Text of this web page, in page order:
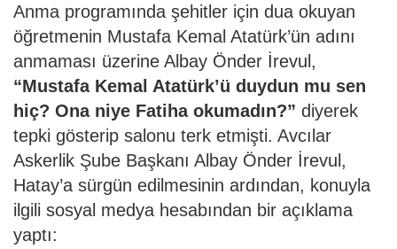
Anma programında şehitler için dua okuyan
öğretmenin Mustafa Kemal Atatürk’ün adını
anmaması üzerine Albay Önder İrevul,
“Mustafa Kemal Atatürk’ü duydun mu sen
hiç? Ona niye Fatiha okumadın?” diyerek
tepki gösterip salonu terk etmişti. Avcılar
Askerlik Şube Başkanı Albay Önder İrevul,
Hatay’a sürgün edilmesinin ardından, konuyla
ilgili sosyal medya hesabından bir açıklama
yaptı: